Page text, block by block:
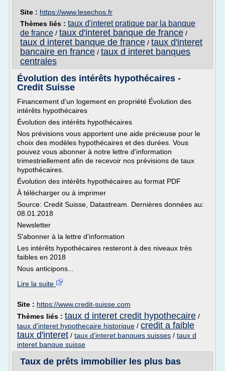
Site : https://www.lesechos.fr
Thèmes liés : taux d'interet pratique par la banque
de france / taux d'interet banque de france /
taux d interet banque de france / taux d'interet
bancaire en france / taux d interet banques
centrales
Évolution des intérêts hypothécaires -
Credit Suisse
Financement d'un logement en propriété Évolution des
intérêts hypothécaires
Évolution des intérêts hypothécaires
Nos prévisions vous apportent une aide précieuse pour le
choix des modèles hypothécaires et des durées. Vous
pouvez vous abonner à notre lettre d'information
trimestriellement afin de recevoir nos prévisions de taux
hypothécaires.
Évolution des intérêts hypothécaires au format PDF
À télécharger ou à imprimer
Source: Credit Suisse, Datastream. Dernières données au:
08.01.2018
Newsletter
S'abonner à la lettre d'information
Les intérêts hypothécaires resteront à des niveaux très
faibles en 2018
Nous anticipons...
Lire la suite
Site : https://www.credit-suisse.com
Thèmes liés : taux d interet credit hypothecaire /
taux d'interet hypothecaire historique / credit a faible
taux d'interet / taux d'interet banques suisses / taux d
interet banque suisse
Taux de prêts immobilier les plus bas